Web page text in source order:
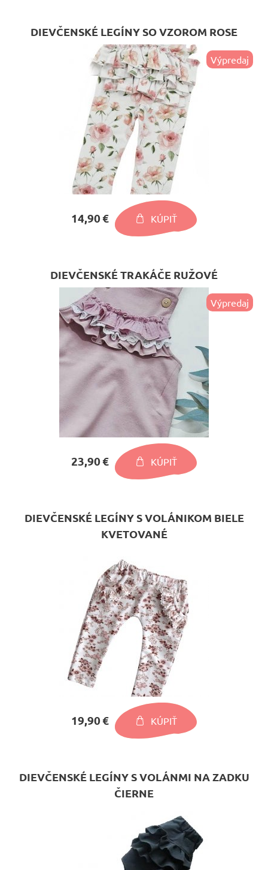
DIEVČENSKÉ LEGÍNY SO VZOROM ROSE
Výpredaj
14,90 € KÚPIŤ
DIEVČENSKÉ TRAKÁČE RUŽOVÉ
Výpredaj
23,90 € KÚPIŤ
DIEVČENSKÉ LEGÍNY S VOLÁNIKOM BIELE
KVETOVANÉ
19,90 € KÚPIŤ
DIEVČENSKÉ LEGÍNY S VOLÁNMI NA ZADKU
ČIERNE